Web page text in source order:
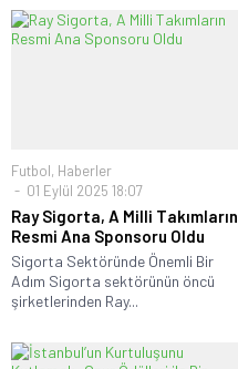
Futbol, Haberler
01 Eylül 2025 18:07
Ray Sigorta, A Milli Takımların
Resmi Ana Sponsoru Oldu
Sigorta Sektöründe Önemli Bir
Adım Sigorta sektörünün öncü
şirketlerinden Ray...